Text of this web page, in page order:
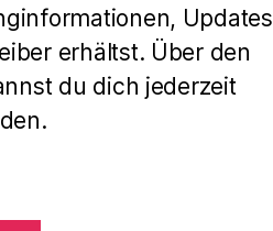
Updates
erhältst. Über den
du dich jederzeit